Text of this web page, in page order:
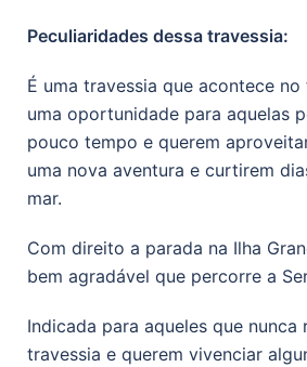
Peculiaridades dessa travessia:
É uma travessia que acontece no
uma oportunidade para aquelas
pouco tempo e querem
uma nova aventura e curtirem
mar.
Com direito a parada na Ilha
bem agradável que percorre a
Indicada para aqueles que nunca
travessia e querem vivenciar